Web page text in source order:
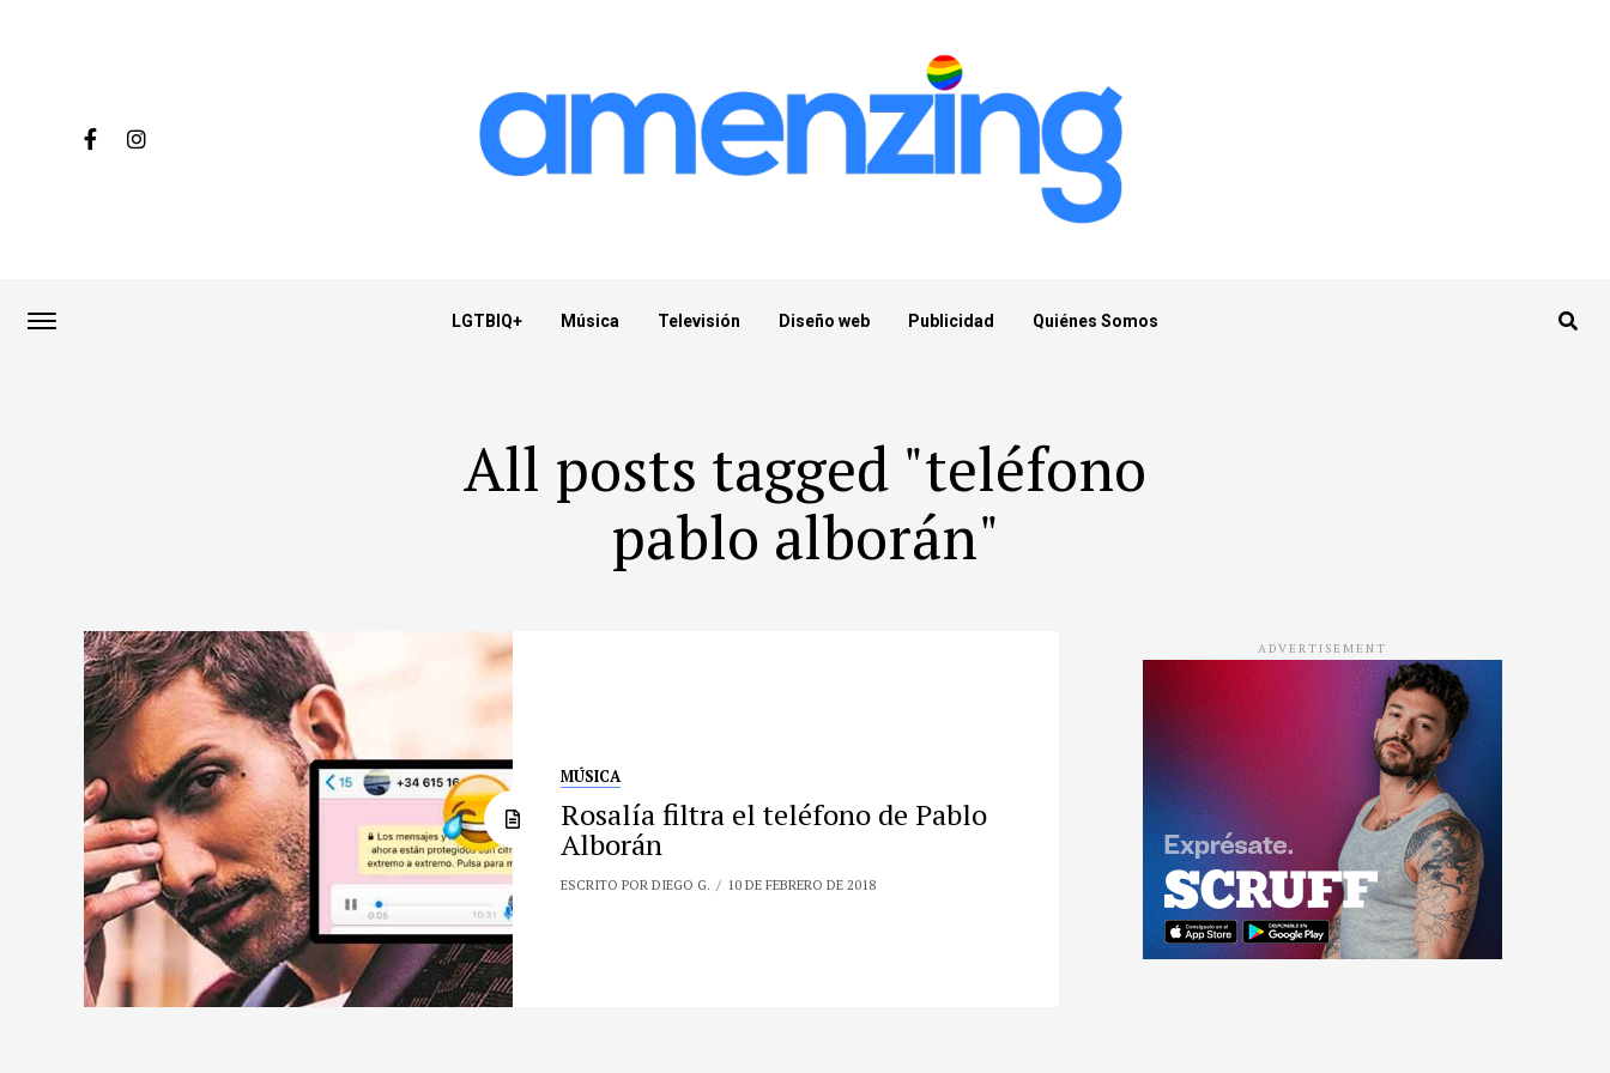
LGTBIQ+ Música Televisión Diseño web Publicidad Quiénes Somos
All posts tagged "teléfono
pablo alborán"
MÚSICA
Rosalía filtra el teléfono de Pablo
Alborán
ESCRITO POR DIEGO G. 10 DE FEBRERO DE 2018
ADVERTISEMENT